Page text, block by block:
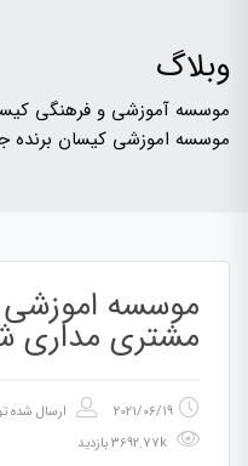
وبلاگ
موسسه آموزشی و فرهنگی
موسسه اموزشی کیسان برنده
موسسه اموزشی
مشتری مداری
2021/06/19 ارسال شده